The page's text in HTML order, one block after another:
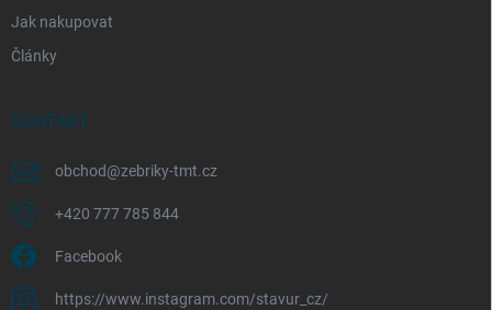
Jak nakupovat
Články
KONTAKT
obchod@zebriky-tmt.cz
+420 777 785 844
Facebook
https://www.instagram.com/stavur_cz/